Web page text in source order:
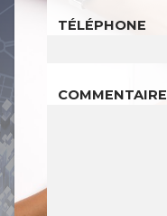
TÉLÉPHONE
COMMENTAIRE